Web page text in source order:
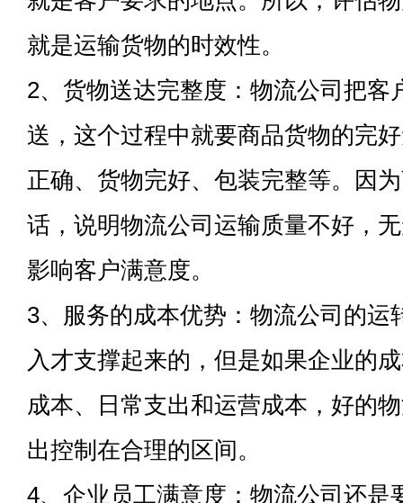
就是运输货物的时效性。
2、货物送达完整度：物流公司把客
送，这个过程中就要商品货物的完
正确、货物完好、包装完整等。因
话，说明物流公司运输质量不好，
影响客户满意度。
3、服务的成本优势：物流公司的运
入才支撑起来的，但是如果企业的
成本、日常支出和运营成本，好的
出控制在合理的区间。
4、企业员工满意度：物流公司还是